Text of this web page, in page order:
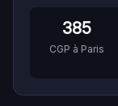
385
CGP à Paris